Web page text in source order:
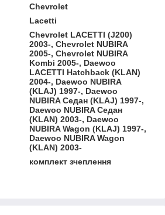
Chevrolet
Lacetti
Chevrolet LACETTI (J200)
2003-, Chevrolet NUBIRA
2005-, Chevrolet NUBIRA
Kombi 2005-, Daewoo
LACETTI Hatchback (KLAN)
2004-, Daewoo NUBIRA
(KLAJ) 1997-, Daewoo
NUBIRA Седан (KLAJ) 1997-,
Daewoo NUBIRA Седан
(KLAN) 2003-, Daewoo
NUBIRA Wagon (KLAJ) 1997-,
Daewoo NUBIRA Wagon
(KLAN) 2003-
комплект зчеплення